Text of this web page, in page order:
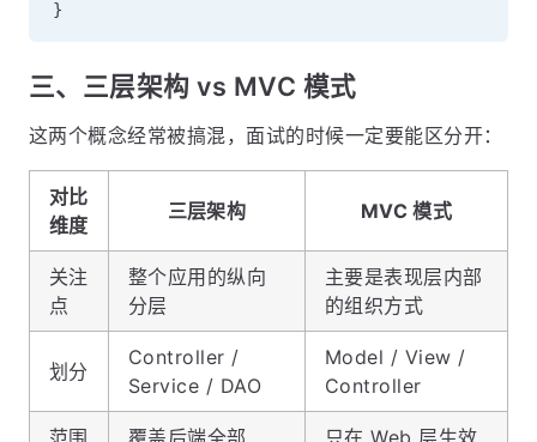
}
三、三层架构 vs MVC 模式
这两个概念经常被搞混，面试的时候一定要能区分开：
对比
维度
三层架构 MVC 模式
关注
点
整个应用的纵向
分层
主要是表现层内部
的组织方式
划分
Controller /
Service / DAO
Model / View /
Controller
范围 覆盖后端全部 只在 Web 层生效